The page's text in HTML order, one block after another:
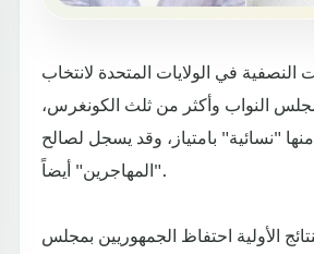
النصفية في الولايات المتحدة لانتخاب
النواب وأكثر من ثلث الكونغرس،
"نسائية" بامتياز، وقد يسجل لصالح
"المهاجرين" أيضاً.
الأولية احتفاظ الجمهوريين بمجلس